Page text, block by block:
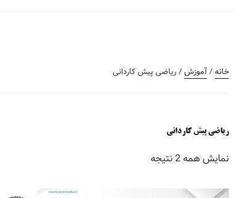
خانه/آموزش/ ریاضی پیش کاردانی
ریاضی پیش کاردانی
نمایش همه 2 نتیجه